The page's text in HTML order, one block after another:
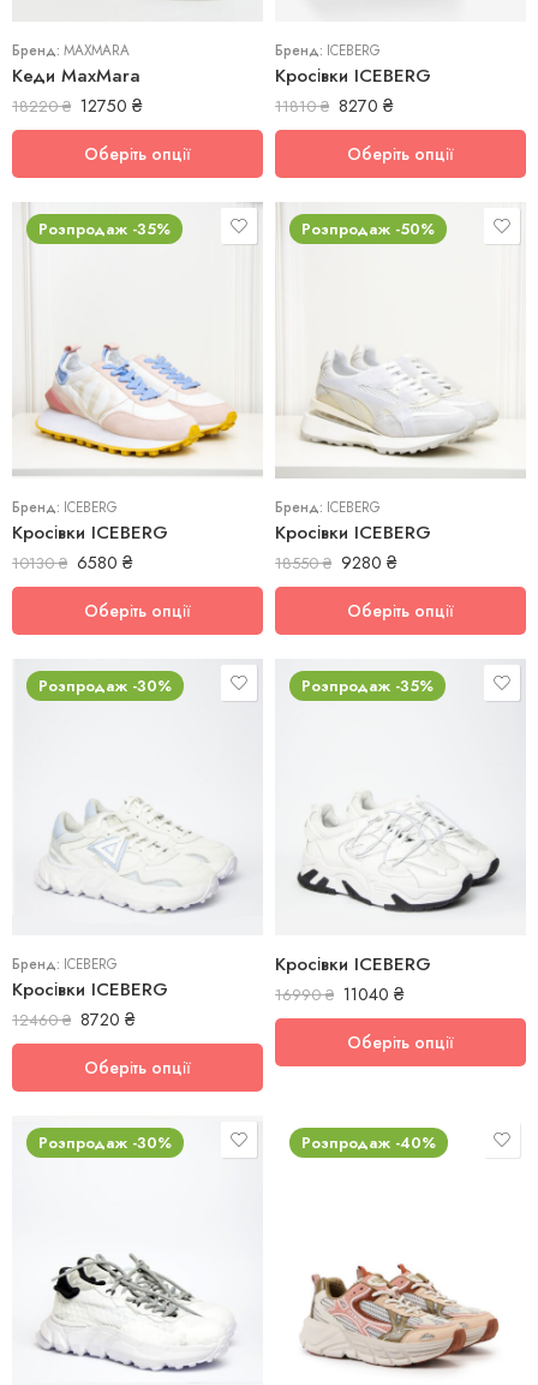
Бренд: MAXMARA
Кеди MaxMara
18220₴ 12750 ₴
Оберіть опції
Бренд: ICEBERG
Кросівки ICEBERG
11810₴ 8270 ₴
Оберіть опції
Розпродаж -35%
Бренд: ICEBERG
Кросівки ICEBERG
10130₴ 6580 ₴
37
Оберіть опції
Розпродаж -50%
Бренд: ICEBERG
Кросівки ICEBERG
18550₴ 9280 ₴
36
37
38
Оберіть опції
Розпродаж -30%
Бренд: ICEBERG
Кросівки ICEBERG
12460₴ 8720 ₴
35
Оберіть опції
Розпродаж -35%
Кросівки ICEBERG
16990₴ 11040 ₴
40
Оберіть опції
Розпродаж -30%
40
Розпродаж -40%
36